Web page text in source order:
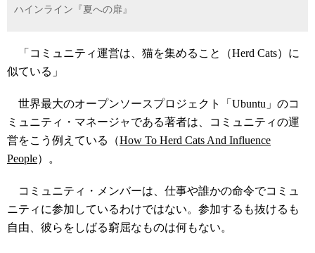
ハインライン『夏への扉』
「コミュニティ運営は、猫を集めること（Herd Cats）に
似ている」
世界最大のオープンソースプロジェクト「Ubuntu」のコ
ミュニティ・マネージャである著者は、コミュニティの運
営をこう例えている（How To Herd Cats And Influence
People）。
コミュニティ・メンバーは、仕事や誰かの命令でコミュ
ニティに参加しているわけではない。参加するも抜けるも
自由、彼らをしばる窮屈なものは何もない。